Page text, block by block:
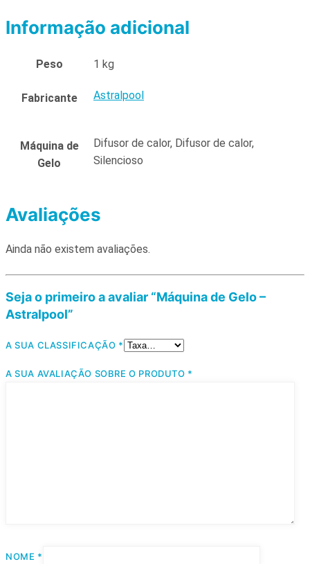
Informação adicional
Peso 1 kg
Fabricante Astralpool
Máquina de
Gelo
Difusor de calor, Difusor de calor,
Silencioso
Avaliações
Ainda não existem avaliações.
Seja o primeiro a avaliar “Máquina de Gelo –
Astralpool”
A SUA CLASSIFICAÇÃO *
A SUA AVALIAÇÃO SOBRE O PRODUTO *
NOME *